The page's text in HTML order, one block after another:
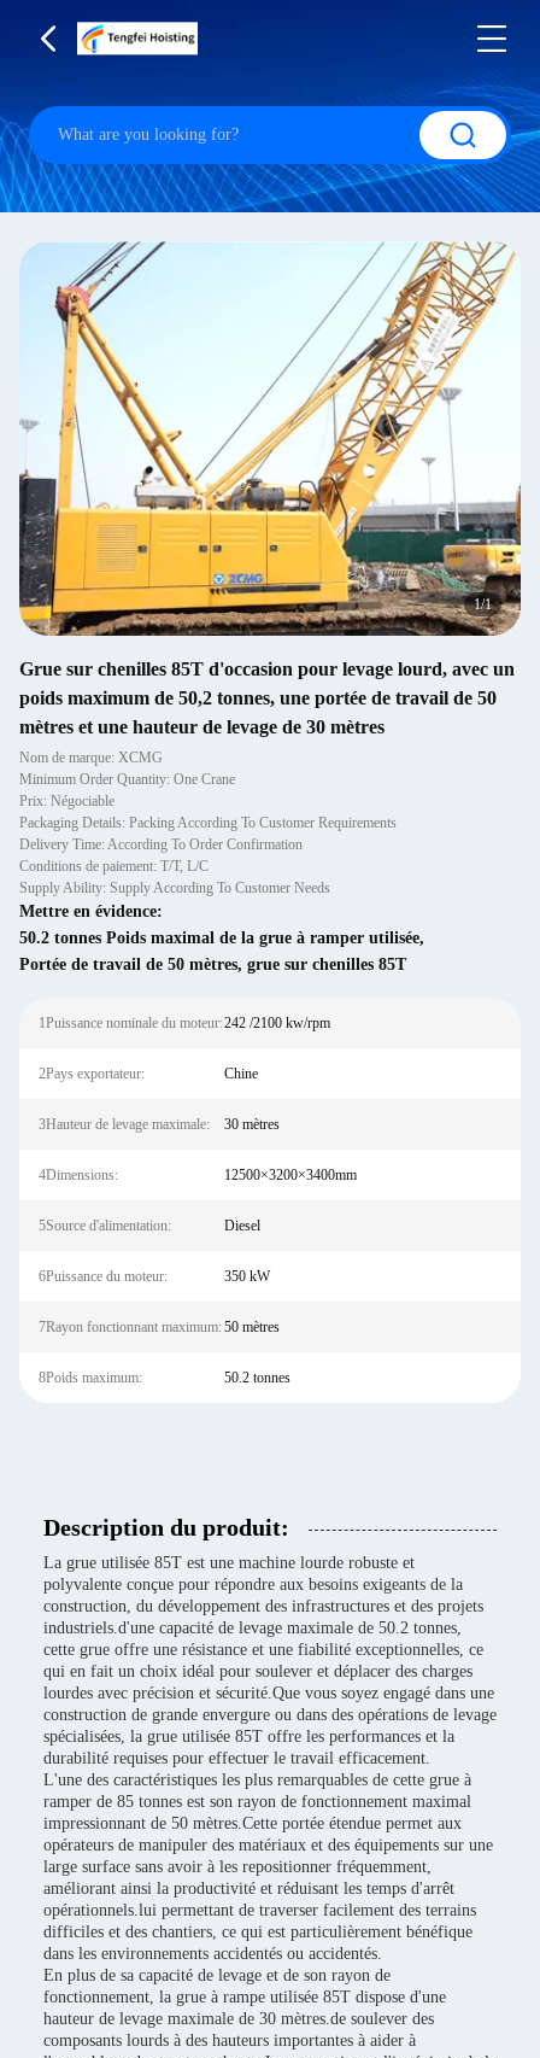
1/1
Grue sur chenilles 85T d'occasion pour levage lourd, avec un
poids maximum de 50,2 tonnes, une portée de travail de 50
mètres et une hauteur de levage de 30 mètres
Nom de marque: XCMG
Minimum Order Quantity: One Crane
Prix: Négociable
Packaging Details: Packing According To Customer Requirements
Delivery Time: According To Order Confirmation
Conditions de paiement: T/T, L/C
Supply Ability: Supply According To Customer Needs
Mettre en évidence:
50.2 tonnes Poids maximal de la grue à ramper utilisée,
Portée de travail de 50 mètres, grue sur chenilles 85T
1Puissance nominale du moteur:242 /2100 kw/rpm
2Pays exportateur: Chine
3Hauteur de levage maximale: 30 mètres
4Dimensions: 12500×3200×3400mm
5Source d'alimentation: Diesel
6Puissance du moteur: 350 kW
7Rayon fonctionnant maximum:50 mètres
8Poids maximum: 50.2 tonnes
Description du produit:
La grue utilisée 85T est une machine lourde robuste et
polyvalente conçue pour répondre aux besoins exigeants de la
construction, du développement des infrastructures et des projets
industriels.d'une capacité de levage maximale de 50.2 tonnes,
cette grue offre une résistance et une fiabilité exceptionnelles, ce
qui en fait un choix idéal pour soulever et déplacer des charges
lourdes avec précision et sécurité.Que vous soyez engagé dans une
construction de grande envergure ou dans des opérations de levage
spécialisées, la grue utilisée 85T offre les performances et la
durabilité requises pour effectuer le travail efficacement.
L'une des caractéristiques les plus remarquables de cette grue à
ramper de 85 tonnes est son rayon de fonctionnement maximal
impressionnant de 50 mètres.Cette portée étendue permet aux
opérateurs de manipuler des matériaux et des équipements sur une
large surface sans avoir à les repositionner fréquemment,
améliorant ainsi la productivité et réduisant les temps d'arrêt
opérationnels.lui permettant de traverser facilement des terrains
difficiles et des chantiers, ce qui est particulièrement bénéfique
dans les environnements accidentés ou accidentés.
En plus de sa capacité de levage et de son rayon de
fonctionnement, la grue à rampe utilisée 85T dispose d'une
hauteur de levage maximale de 30 mètres.de soulever des
composants lourds à des hauteurs importantes à aider à